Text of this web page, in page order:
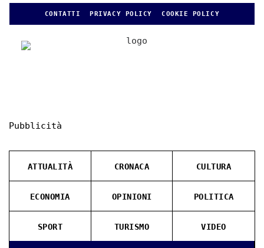
CONTATTI PRIVACY POLICY COOKIE POLICY
Pubblicità
ATTUALITÀ CRONACA CULTURA
ECONOMIA OPINIONI POLITICA
SPORT TURISMO VIDEO